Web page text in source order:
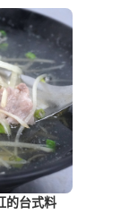
的台式料